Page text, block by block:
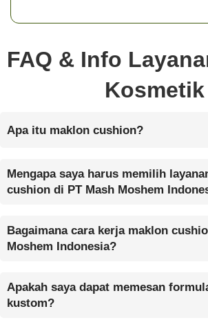
FAQ & Info
Kosmetik
Apa itu maklon cushion?
Mengapa saya harus memilih
cushion di PT Mash Moshem
Bagaimana cara kerja maklon
Moshem Indonesia?
Apakah saya dapat memesan
kustom?